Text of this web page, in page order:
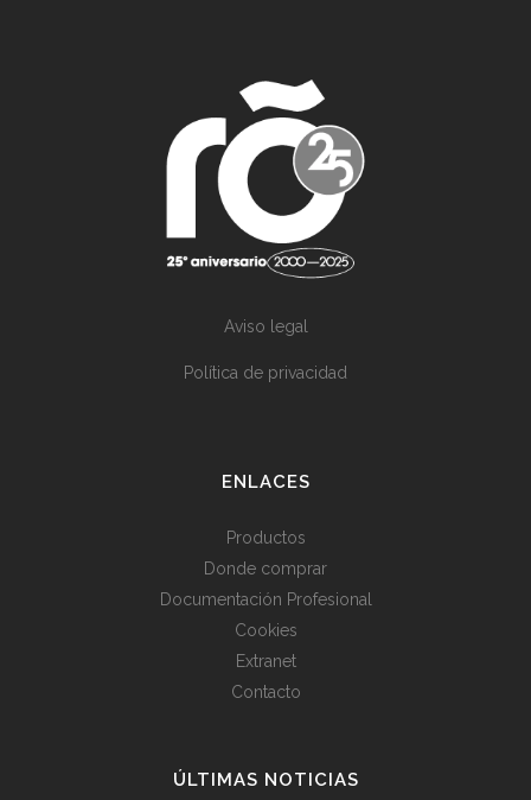
Aviso legal
Política de privacidad
ENLACES
Productos
Donde comprar
Documentación Profesional
Cookies
Extranet
Contacto
ÚLTIMAS NOTICIAS